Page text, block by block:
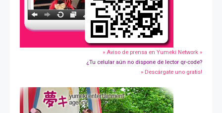
» Aviso de prensa en Yumeki Network »
¿Tu celular aún no dispone de lector qr-code?
» Descárgate uno gratis!